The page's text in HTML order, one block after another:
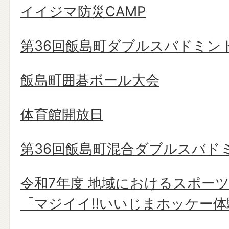
イイジマ防災CAMP
第36回飯島町ダブルスバドミン
飯島町囲碁ボール大会
体育館開放日
第36回飯島町混合ダブルスバド
令和7年度 地域におけるスポー
「マジイイ‼いいじまホッケー